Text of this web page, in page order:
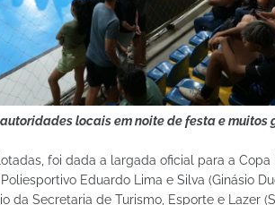
locais em noite de festa e muitos
foi dada a largada oficial para a Copa
Eduardo Lima e Silva (Ginásio
da Secretaria de Turismo, Esporte e Lazer